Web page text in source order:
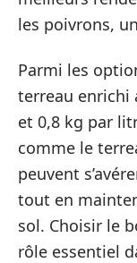
les poivrons,
Parmi les
terreau enrichi
et 0,8 kg par
comme le
peuvent
tout en
sol. Choisir le
rôle essentiel